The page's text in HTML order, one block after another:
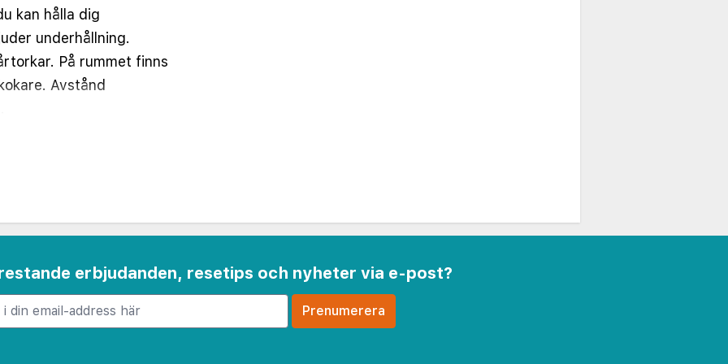
kan hålla dig
underhållning.
På rummet finns
Avstånd
km
erbjudanden, resetips och nyheter via e-post?